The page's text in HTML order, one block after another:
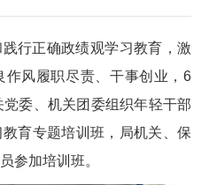
行正确政绩观学习教育，激
作风履职尽责、干事创业，6
委、机关团委组织年轻干部
育专题培训班，局机关、保
参加培训班。